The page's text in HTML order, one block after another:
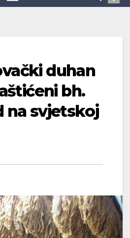
duhan
bh.
na svjetskoj